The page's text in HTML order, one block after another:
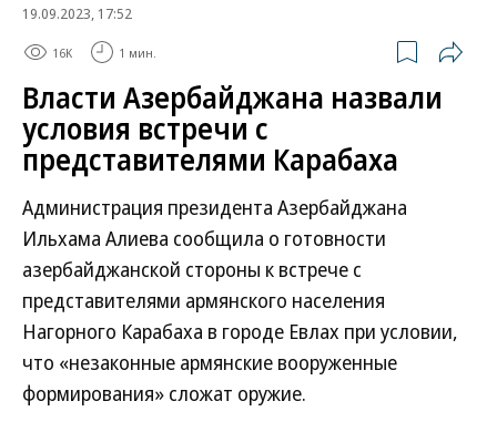
19.09.2023, 17:52
16K 1 мин.
Власти Азербайджана назвали
условия встречи с
представителями Карабаха
Администрация президента Азербайджана
Ильхама Алиева сообщила о готовности
азербайджанской стороны к встрече с
представителями армянского населения
Нагорного Карабаха в городе Евлах при условии,
что «незаконные армянские вооруженные
формирования» сложат оружие.